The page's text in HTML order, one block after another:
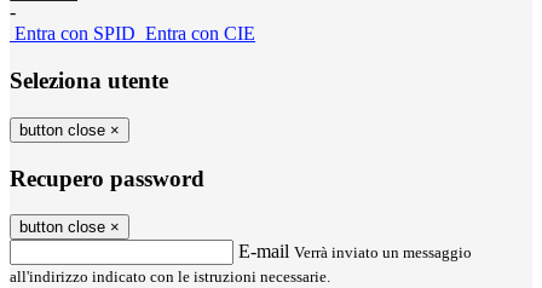
-
Entra con SPID Entra con CIE
Seleziona utente
button close ×
Recupero password
button close ×
E-mail Verrà inviato un messaggio
all'indirizzo indicato con le istruzioni necessarie.